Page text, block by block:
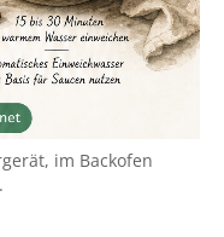
im Backofen